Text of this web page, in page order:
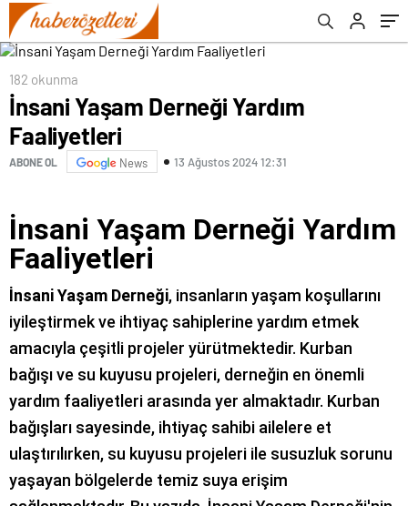
182 okunma
İnsani Yaşam Derneği Yardım
Faaliyetleri
ABONE OL News 13 Ağustos 2024 12:31
İnsani Yaşam Derneği Yardım
Faaliyetleri
İnsani Yaşam Derneği, insanların yaşam koşullarını
iyileştirmek ve ihtiyaç sahiplerine yardım etmek
amacıyla çeşitli projeler yürütmektedir. Kurban
bağışı ve su kuyusu projeleri, derneğin en önemli
yardım faaliyetleri arasında yer almaktadır. Kurban
bağışları sayesinde, ihtiyaç sahibi ailelere et
ulaştırılırken, su kuyusu projeleri ile susuzluk sorunu
yaşayan bölgelerde temiz suya erişim